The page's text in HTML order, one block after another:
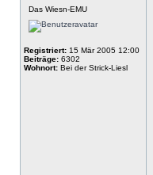
Das Wiesn-EMU
Registriert: 15 Mär 2005 12:00
Beiträge: 6302
Wohnort: Bei der Strick-Liesl